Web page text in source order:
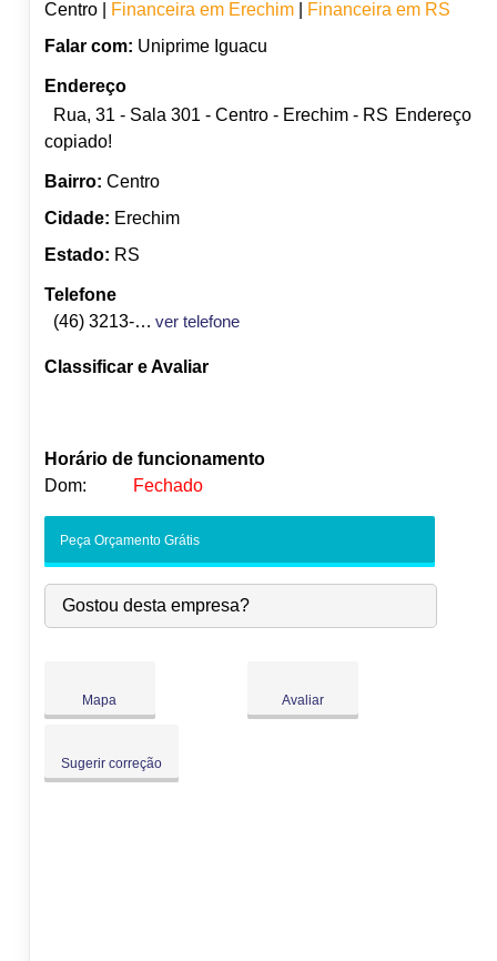
Centro |
Financeira em Erechim|
Financeira em RS
Falar com: Uniprime Iguacu
Endereço
Rua, 31 - Sala 301 - Centro - Erechim - RS Endereço
copiado!
Bairro: Centro
Cidade: Erechim
Estado: RS
Telefone
(46) 3213-1550
ver telefone
Classificar e Avaliar
Horário de funcionamento
Dom:
Fechado
-
Qua:
09:00-18:00
Qui:
09:00-18:00
●
Peça Orçamento Grátis
Gostou desta empresa?
Mapa Avaliar
Sugerir correção